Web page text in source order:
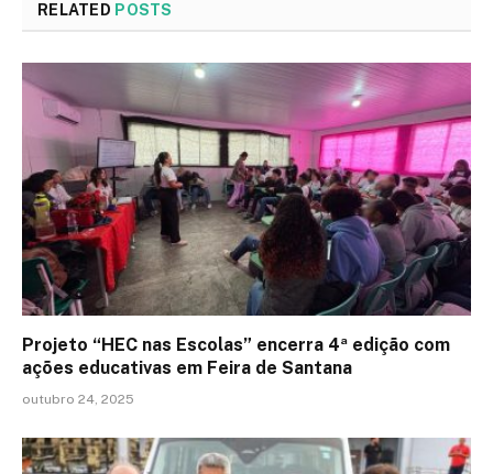
RELATED POSTS
Projeto “HEC nas Escolas” encerra 4ª edição com
ações educativas em Feira de Santana
outubro 24, 2025